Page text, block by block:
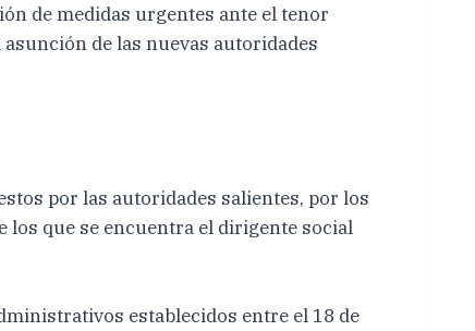
de medidas urgentes ante el tenor
de las nuevas autoridades
por las autoridades salientes, por los
los que se encuentra el dirigente social
establecidos entre el 18 de